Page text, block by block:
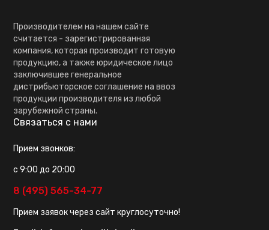
Производителем на нашем сайте
считается - зарегистрированная
компания, которая производит готовую
продукцию, а также юридическое лицо
заключившее генеральное
дистрибьюторское соглашение на ввоз
продукции производителя из любой
зарубежной страны.
Связаться с нами
Прием звонков:
с 9:00 до 20:00
8 (495) 565-34-77
Прием заявок через сайт круглосуточно!